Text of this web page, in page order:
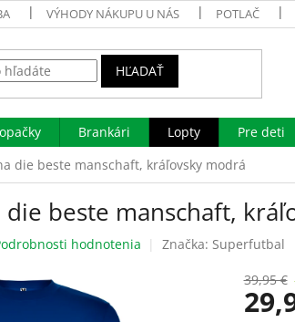
VÝHODY NÁKUPU U NÁS POTLAČ
HĽADAŤ
Brankári Lopty Pre deti
die beste manschaft, kráľovsky modrá
die beste manschaft,
hodnotenia Značka: Superfutbal
39,95 €